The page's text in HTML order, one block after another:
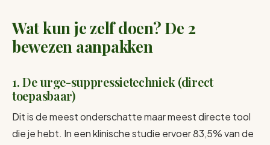
Wat kun je zelf doen? De 2
bewezen aanpakken
1. De urge-suppressietechniek (direct
toepasbaar)
Dit is de meest onderschatte maar meest directe tool
die je hebt. In een klinische studie ervoer 83,5% van de